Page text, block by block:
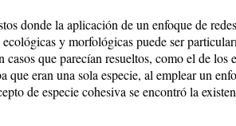
don­de la aplicación de un enfoque de
y morfoló­gicas pue­de ser
que parecían resueltos, como el de los
que eran una sola especie, al emplear un
de especie cohesiva se encontró la